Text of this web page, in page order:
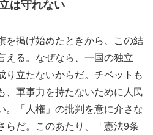
は守れない
を掲げ始めたときから、この結
える。なぜなら、一国の独立
り立たないからだ。チベットも
、軍事力を持たないために人民
。「人権」の批判を意に介さな
らだ。このあたり、「憲法9条